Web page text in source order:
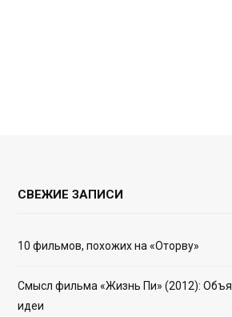
СВЕЖИЕ ЗАПИСИ
10 фильмов, похожих на «Оторву»
Смысл фильма «Жизнь Пи» (2012):
идеи